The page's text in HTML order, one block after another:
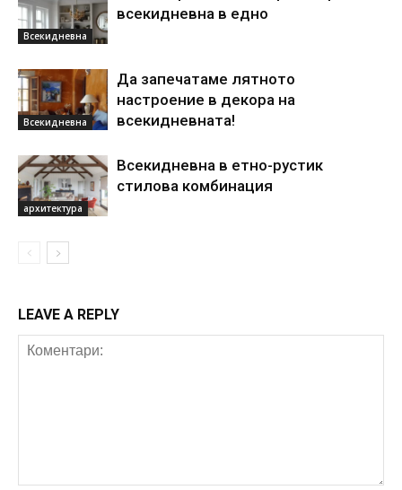
Всекидневна
всекидневна в едно
Всекидневна
Да запечатаме лятното
настроение в декора на
всекидневната!
архитектура
Всекидневна в етно-рустик
стилова комбинация
LEAVE A REPLY